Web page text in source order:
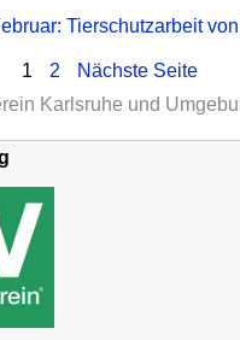
Tierschutzarbeit
Seite
1 Seite
2
Nächste Seite
Karlsruhe und